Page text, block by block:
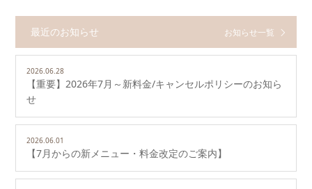
最近のお知らせ お知らせ一覧
2026.06.28
【重要】2026年7月～新料金/キャンセルポリシーのお知ら
せ
2026.06.01
【7月からの新メニュー・料金改定のご案内】